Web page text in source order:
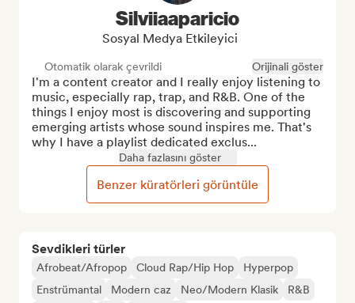
Sevdikleri türler
Afrobeat/Afropop Cloud Rap/Hip Hop
Hyperpop
Enstrümantal
Modern caz Neo/Modern Klasik
R&B
Silviiaaparicio
Sosyal Medya Etkileyici
Otomatik olarak çevrildi Orijinali göster
I'm a content creator and I really enjoy listening to
music, especially rap, trap, and R&B. One of the
things I enjoy most is discovering and supporting
emerging artists whose sound inspires me. That's
why I have a playlist dedicated exclus...
Daha fazlasını göster
Benzer küratörleri görüntüle